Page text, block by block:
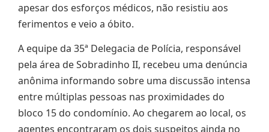
apesar dos esforços médicos, não resistiu aos
ferimentos e veio a óbito.
A equipe da 35ª Delegacia de Polícia, responsável
pela área de Sobradinho II, recebeu uma denúncia
anônima informando sobre uma discussão intensa
entre múltiplas pessoas nas proximidades do
bloco 15 do condomínio. Ao chegarem ao local, os
agentes encontraram os dois suspeitos ainda no